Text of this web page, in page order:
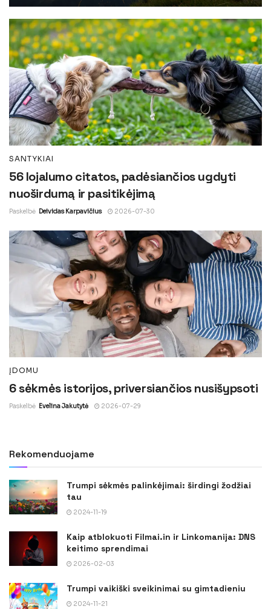
SANTYKIAI
56 lojalumo citatos, padėsiančios ugdyti
nuoširdumą ir pasitikėjimą
Paskelbė Deividas Karpavičius 2026-07-30
ĮDOMU
6 sėkmės istorijos, priversiančios nusišypsoti
Paskelbė Evelina Jakutytė 2026-07-29
Rekomenduojame
Trumpi sėkmės palinkėjimai: širdingi žodžiai
tau
2024-11-19
Kaip atblokuoti Filmai.in ir Linkomanija: DNS
keitimo sprendimai
2026-02-03
Trumpi vaikiški sveikinimai su gimtadieniu
2024-11-21